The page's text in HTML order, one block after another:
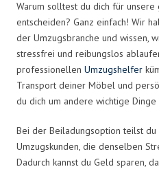
Warum solltest du dich für unsere
entscheiden? Ganz einfach! Wir
der Umzugsbranche und wissen,
stressfrei und reibungslos
professionellen Umzugshelfer
Transport deiner Möbel und
du dich um andere wichtige Dinge
Bei der Beiladungsoption teilst du
Umzugskunden, die denselben
Dadurch kannst du Geld sparen,